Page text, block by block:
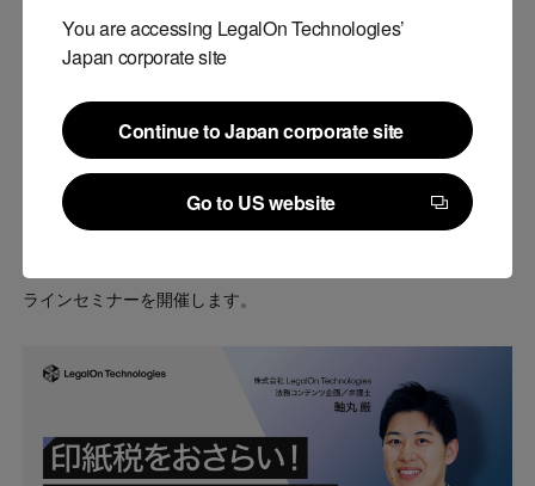
You are accessing LegalOn Technologies’
Japan corporate site
Continue to Japan corporate site
Continue to Japan corporate site
Go to US website
Go to US website
化を実現するソフトウェアの開発・提供を行ってまいります。
■提供開始を記念した「印紙税をおさらい！基本と
ケーススタディ」オンラインセミナーを開催
日本初*の印紙税法チェック機能（β版）を提供開始したことに伴
ラインセミナーを開催します。